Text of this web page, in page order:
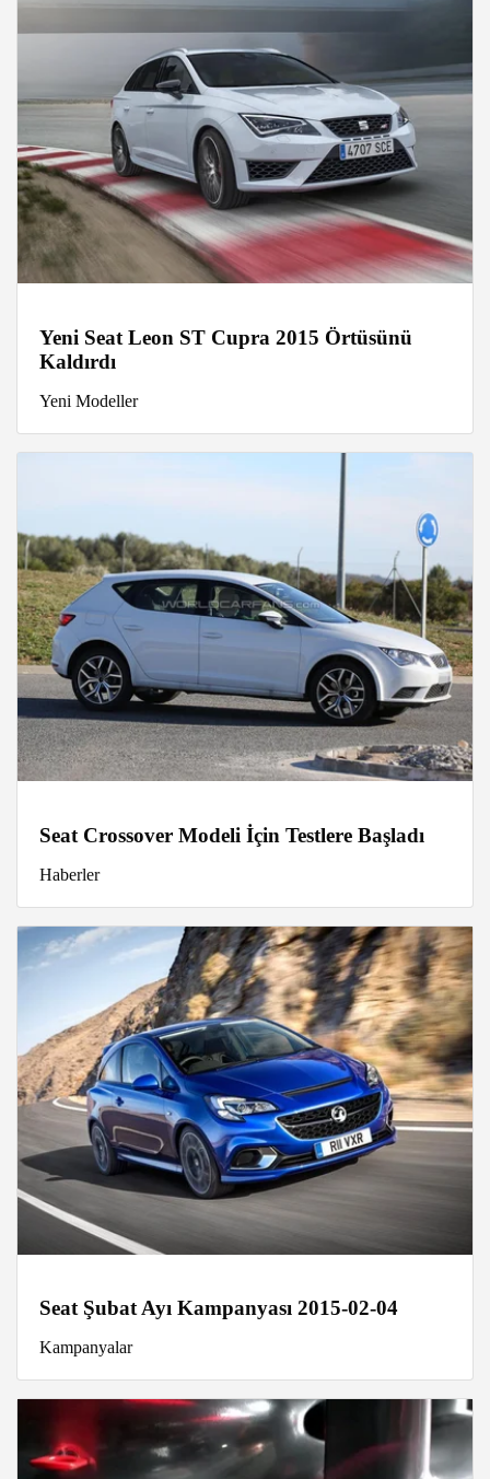
Yeni Seat Leon ST Cupra 2015 Örtüsünü
Kaldırdı
Yeni Modeller
Seat Crossover Modeli İçin Testlere Başladı
Haberler
Seat Şubat Ayı Kampanyası 2015-02-04
Kampanyalar